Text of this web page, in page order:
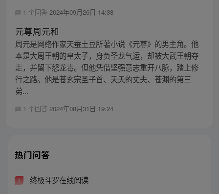
1 个回答 2024年09月26日 14:38
元尊周元和
周元是网络作家天蚕土豆所著小说《元尊》的男主角。他
本是大周王朝的皇太子，身负圣龙气运，却被大武王朝夺
走，并留下怨龙毒。但他凭借坚强意志重开八脉，踏上修
行之路。他是苍玄宗圣子首、夭夭的丈夫、苍渊的第三
弟...
1 个回答 2024年08月31日 19:24
热门问答
1 终极斗罗在线阅读